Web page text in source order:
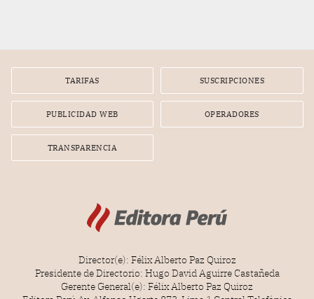
TARIFAS SUSCRIPCIONES
PUBLICIDAD WEB OPERADORES
TRANSPARENCIA
Director(e): Félix Alberto Paz Quiroz
Presidente de Directorio: Hugo David Aguirre Castañeda
Gerente General(e): Félix Alberto Paz Quiroz